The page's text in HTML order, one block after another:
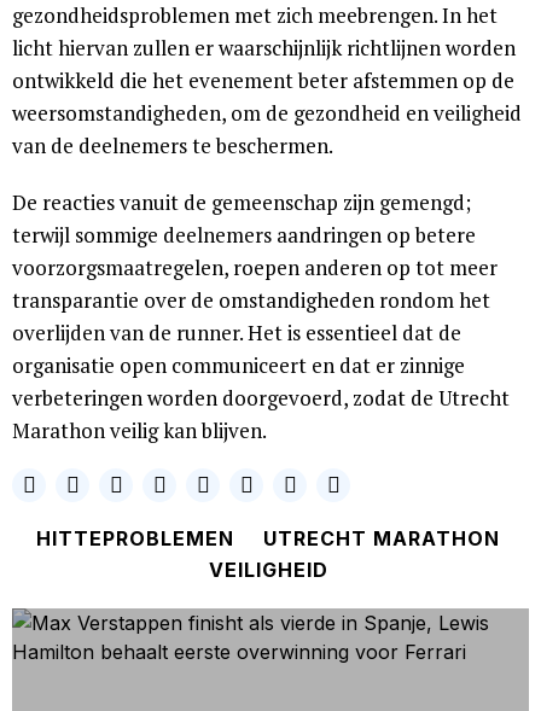
gezondheidsproblemen met zich meebrengen. In het
licht hiervan zullen er waarschijnlijk richtlijnen worden
ontwikkeld die het evenement beter afstemmen op de
weersomstandigheden, om de gezondheid en veiligheid
van de deelnemers te beschermen.
De reacties vanuit de gemeenschap zijn gemengd;
terwijl sommige deelnemers aandringen op betere
voorzorgsmaatregelen, roepen anderen op tot meer
transparantie over de omstandigheden rondom het
overlijden van de runner. Het is essentieel dat de
organisatie open communiceert en dat er zinnige
verbeteringen worden doorgevoerd, zodat de Utrecht
Marathon veilig kan blijven.
HITTEPROBLEMEN
UTRECHT MARATHON
VEILIGHEID